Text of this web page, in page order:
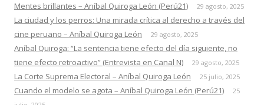
Mentes brillantes – Aníbal Quiroga León (Perú21) 29 agosto, 2025
La ciudad y los perros: Una mirada crítica al derecho a través del
cine peruano – Aníbal Quiroga León
29 agosto, 2025
Aníbal Quiroga: “La sentencia tiene efecto del día siguiente, no
tiene efecto retroactivo” (Entrevista en Canal N)
29 agosto, 2025
La Corte Suprema Electoral – Aníbal Quiroga León 25 julio, 2025
Cuando el modelo se agota – Aníbal Quiroga León (Perú21)
25